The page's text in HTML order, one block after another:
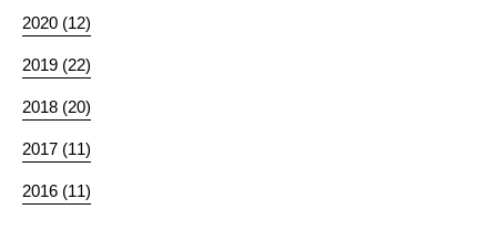
2020 (12)
2019 (22)
2018 (20)
2017 (11)
2016 (11)